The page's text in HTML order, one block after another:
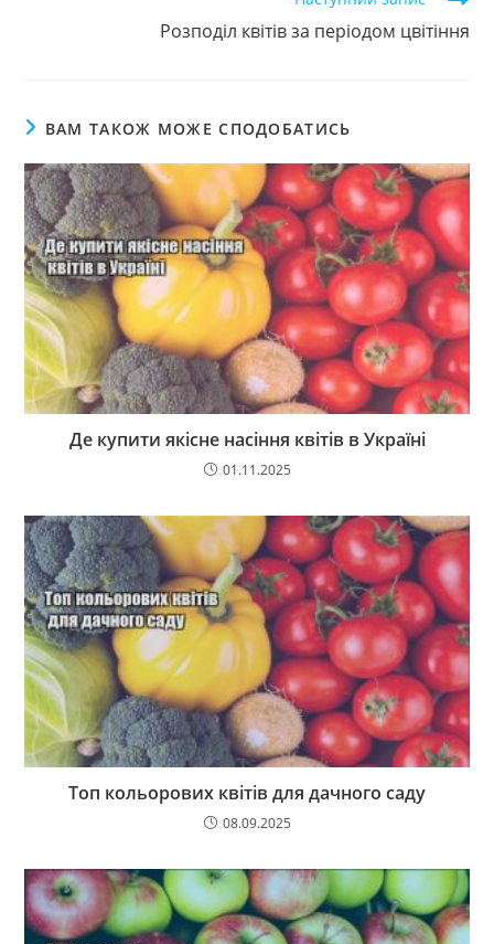
Розподіл квітів за періодом цвітіння
ВАМ ТАКОЖ МОЖЕ СПОДОБАТИСЬ
Де купити якісне насіння квітів в Україні
01.11.2025
Топ кольорових квітів для дачного саду
08.09.2025